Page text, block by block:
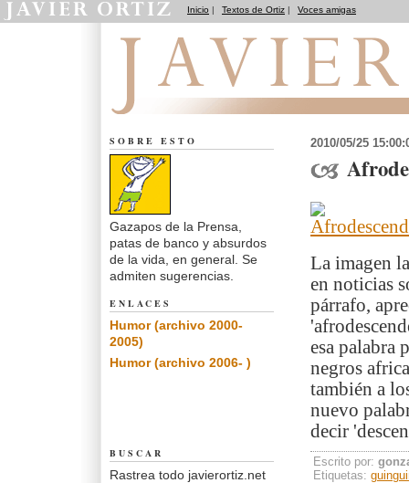
Inicio | Textos de Ortiz | Voces amigas
2010/05/25
La imagen
en noticias
párrafo,
esa palabra
negros
también a
nuevo
decir
Escrito por:
Etiquetas:
SOBRE ESTO
Gazapos de la Prensa,
patas de banco y absurdos
de la vida, en general. Se
admiten sugerencias.
ENLACES
Humor (archivo 2000-
2005)
Humor (archivo 2006- )
BUSCAR
Rastrea todo javierortiz.net